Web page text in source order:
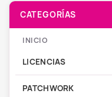
INICIO
LICENCIAS
PATCHWORK